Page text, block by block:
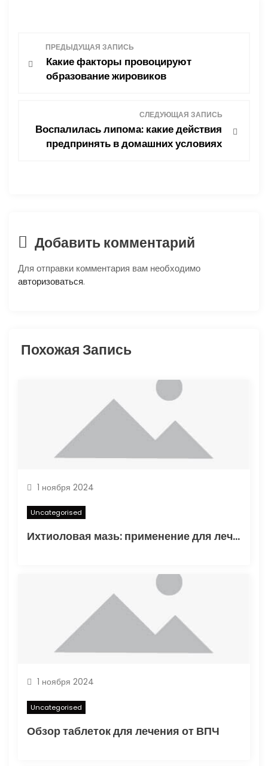
и
я
п
з
м
ПРЕДЫДУЩАЯ ЗАПИСЬ
Какие факторы провоцируют
образование жировиков
СЛЕДУЮЩАЯ ЗАПИСЬ
Воспалилась липома: какие действия
предпринять в домашних условиях
Добавить комментарий
Для отправки комментария вам необходимо
авторизоваться.
Похожая Запись
1 ноября 2024
Uncategorised
Ихтиоловая мазь: применение для лечения фурункулов
1 ноября 2024
Uncategorised
Обзор таблеток для лечения от ВПЧ